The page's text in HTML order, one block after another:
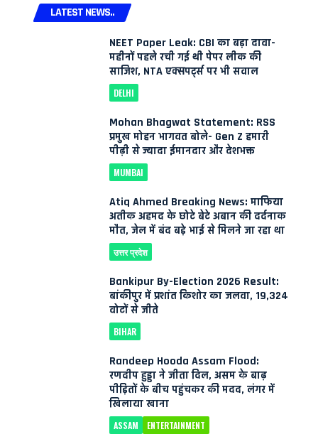
LATEST NEWS..
NEET Paper Leak: CBI का बड़ा दावा-
महीनों पहले रची गई थी पेपर लीक की
साजिश, NTA एक्सपर्ट्स पर भी सवाल
DELHI
Mohan Bhagwat Statement: RSS
प्रमुख मोहन भागवत बोले- Gen Z हमारी
पीढ़ी से ज्यादा ईमानदार और देशभक्त
MUMBAI
Atiq Ahmed Breaking News: माफिया
अतीक अहमद के छोटे बेटे अबान की दर्दनाक
मौत, जेल में बंद बड़े भाई से मिलने जा रहा था
उत्तर प्रदेश
Bankipur By-Election 2026 Result:
बांकीपुर में प्रशांत किशोर का जलवा, 19,324
वोटों से जीते
BIHAR
Randeep Hooda Assam Flood:
रणदीप हुड्डा ने जीता दिल, असम के बाढ़
पीड़ितों के बीच पहुंचकर की मदद, लंगर में
खिलाया खाना
ASSAM ENTERTAINMENT